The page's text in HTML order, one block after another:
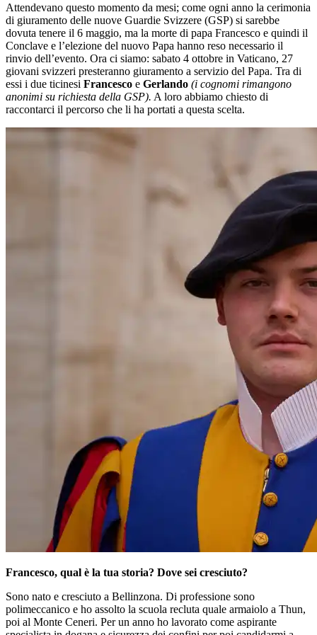
Attendevano questo momento da mesi; come ogni anno la cerimonia
di giuramento delle nuove Guardie Svizzere (GSP) si sarebbe
dovuta tenere il 6 maggio, ma la morte di papa Francesco e quindi il
Conclave e l’elezione del nuovo Papa hanno reso necessario il
rinvio dell’evento. Ora ci siamo: sabato 4 ottobre in Vaticano, 27
giovani svizzeri presteranno giuramento a servizio del Papa. Tra di
essi i due ticinesi Francesco e Gerlando (i cognomi rimangono
anonimi su richiesta della GSP). A loro abbiamo chiesto di
raccontarci il percorso che li ha portati a questa scelta.
Francesco, qual è la tua storia? Dove sei cresciuto?
Sono nato e cresciuto a Bellinzona. Di professione sono
polimeccanico e ho assolto la scuola recluta quale armaiolo a Thun,
poi al Monte Ceneri. Per un anno ho lavorato come aspirante